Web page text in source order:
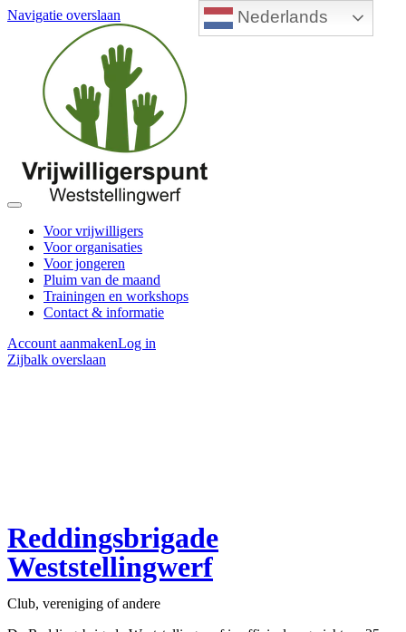
Nederlands
Navigatie overslaan
Voor vrijwilligers
Voor organisaties
Voor jongeren
Pluim van de maand
Trainingen en workshops
Contact & informatie
Account aanmakenLog in
Zijbalk overslaan
Reddingsbrigade
Weststellingwerf
Club, vereniging of andere